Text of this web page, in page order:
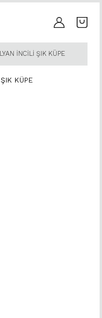
İNCİLİ ŞIK KÜPE